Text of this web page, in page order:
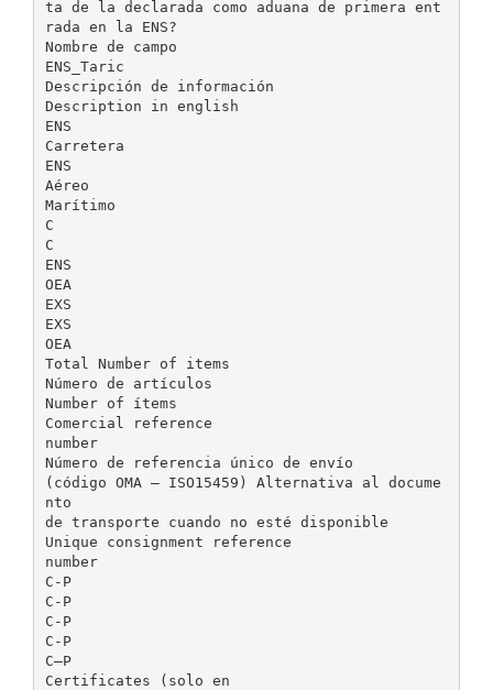
ta de la declarada como aduana de primera ent
rada en la ENS?
Nombre de campo
ENS_Taric
Descripción de información
Description in english
ENS
Carretera
ENS
Aéreo
Marítimo
C
C
ENS
OEA
EXS
EXS
OEA
Total Number of items
Número de artículos
Number of ítems
Comercial reference
number
Número de referencia único de envío
(código OMA – ISO15459) Alternativa al docume
nto
de transporte cuando no esté disponible
Unique consignment reference
number
C-P
C-P
C-P
C-P
C–P
Certificates (solo en